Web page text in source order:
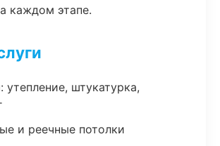
каждом этапе.
утепление, штукатурка,
и реечные потолки